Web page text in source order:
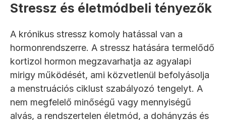
Stressz és életmódbeli tényezők
A krónikus stressz komoly hatással van a
hormonrendszerre. A stressz hatására termelődő
kortizol hormon megzavarhatja az agyalapi
mirigy működését, ami közvetlenül befolyásolja
a menstruációs ciklust szabályozó tengelyt. A
nem megfelelő minőségű vagy mennyiségű
alvás, a rendszertelen életmód, a dohányzás és